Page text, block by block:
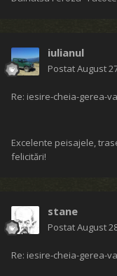
iulianul
PostatAugust
Re: iesire-cheia-gerea-
Excelente peisajele,
felicitări!
stane
PostatAugust
Re: iesire-cheia-gerea-